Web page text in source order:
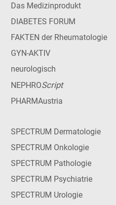
Das Medizinprodukt
DIABETES FORUM
FAKTEN der Rheumatologie
GYN-AKTIV
neurologisch
NEPHROScript
PHARMAustria
SPECTRUM Dermatologie
SPECTRUM Onkologie
SPECTRUM Pathologie
SPECTRUM Psychiatrie
SPECTRUM Urologie